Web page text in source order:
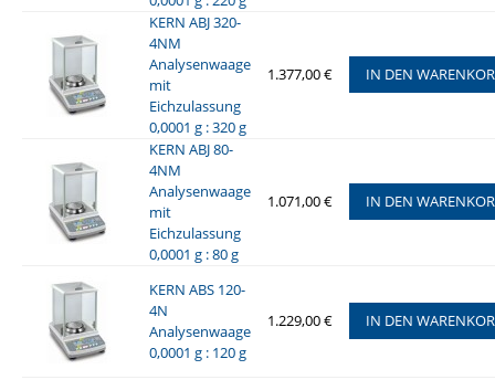
KERN ABJ 320-
4NM
Analysenwaage
mit
Eichzulassung
0,0001 g : 320 g
1.377,00 € IN DEN
KERN ABJ 80-
4NM
Analysenwaage
mit
Eichzulassung
0,0001 g : 80 g
1.071,00 € IN DEN
KERN ABS 120-
4N
Analysenwaage
0,0001 g : 120 g
1.229,00 € IN DEN